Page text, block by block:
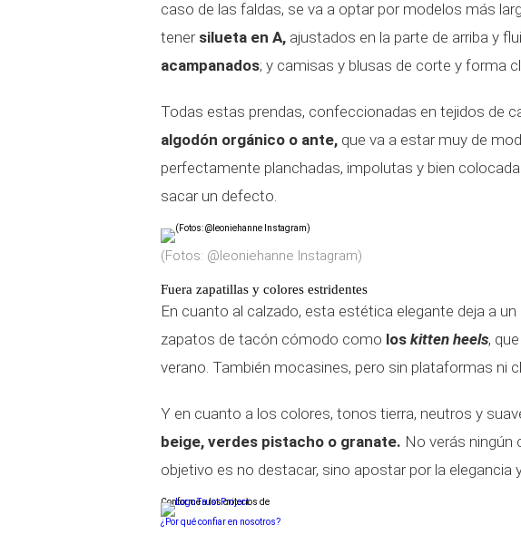
caso de las faldas, se va a optar por modelos más
tener silueta en A, ajustados en la parte de arriba y
acampanados; y camisas y blusas de corte y forma
Todas estas prendas, confeccionadas en tejidos de
algodón orgánico o ante, que va a estar muy de
perfectamente planchadas, impolutas y bien
sacar un defecto.
(Fotos: @leoniehanne Instagram)
Fuera zapatillas y colores estridentes
En cuanto al calzado, esta estética elegante deja a
zapatos de tacón cómodo como los kitten heels,
verano. También mocasines, pero sin plataformas ni
Y en cuanto a los colores, tonos tierra, neutros y
beige, verdes pistacho o granate. No verás ningún
objetivo es no destacar, sino apostar por la elegancia
Conforme a los criterios de
¿Por qué confiar en nosotros?